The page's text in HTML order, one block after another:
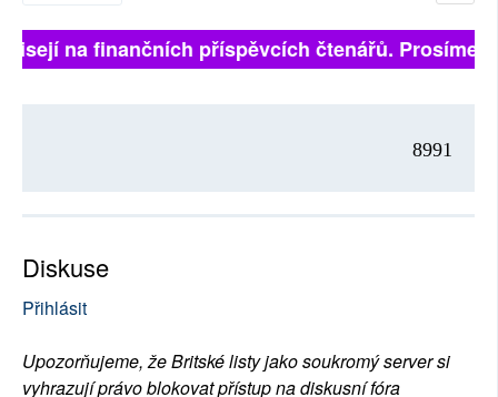
na finančních příspěvcích čtenářů. Prosíme,
8991
Diskuse
Přihlásit
Upozorňujeme, že Britské listy jako soukromý server si
vyhrazují právo blokovat přístup na diskusní fóra